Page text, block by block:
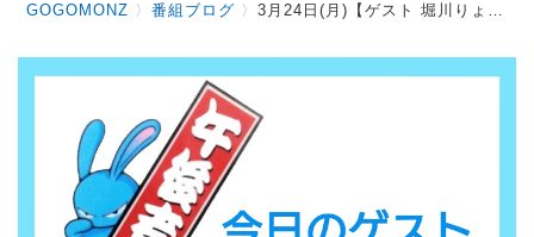
GOGOMONZ 〉番組ブログ 〉3月24日(月)【ゲスト 堀川りょうさん】